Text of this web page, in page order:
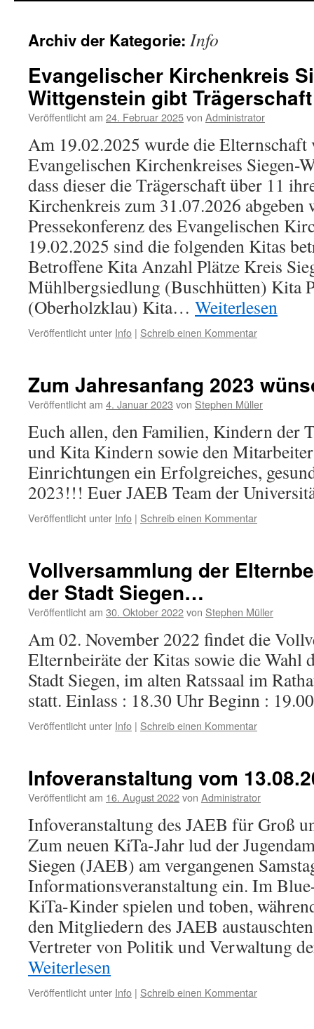
Archiv der Kategorie: Info
Evangelischer Kirchenkreis
Wittgenstein gibt
Veröffentlicht am 24. Februar 2025von Administrator
Am 19.02.2025 wurde die
Evangelischen Kirchenkreises Siegen-
dass dieser die Trägerschaft über 11
Kirchenkreis zum 31.07.2026
Pressekonferenz des Evangelischen
19.02.2025 sind die folgenden Kitas
Betroffene Kita Anzahl Plätze Kreis
Mühlbergsiedlung (Buschhütten) Kita
(Oberholzklau) Kita… Weiterlesen
Veröffentlicht unter Info | Schreib einen Kommentar
Zum Jahresanfang 2023
Veröffentlicht am 4. Januar 2023 von Stephen Müller
Euch allen, den Familien, Kindern der
und Kita Kindern sowie den
Einrichtungen ein Erfolgreiches,
2023!!! Euer JAEB Team der
Veröffentlicht unter Info | Schreib einen Kommentar
Vollversammlung der
der Stadt Siegen…
Veröffentlicht am 30. Oktober 2022von Stephen Müller
Am 02. November 2022 findet die
Elternbeiräte der Kitas sowie die Wahl
Stadt Siegen, im alten Ratssaal im
statt. Einlass : 18.30 Uhr Beginn :
Veröffentlicht unter Info | Schreib einen Kommentar
Infoveranstaltung vom
Veröffentlicht am 16. August 2022von Administrator
Infoveranstaltung des JAEB für Groß
Zum neuen KiTa-Jahr lud der
Siegen (JAEB) am vergangenen
Informationsveranstaltung ein. Im
KiTa-Kinder spielen und toben,
den Mitgliedern des JAEB
Vertreter von Politik und Verwaltung
Weiterlesen
Veröffentlicht unter Info | Schreib einen Kommentar